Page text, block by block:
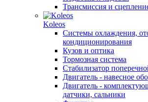
Трансмиссия и
Koleos
Системы охлаждения,
кондиционирования
Кузов и оптика
Тормозная система
Стабилизатор
Двигатель - навесное
Двигатель -
датчики, сальники